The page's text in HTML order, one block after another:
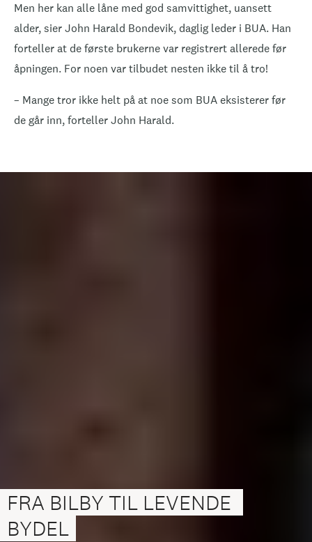
Men her kan alle låne med god samvittighet, uansett
alder, sier John Harald Bondevik, daglig leder i BUA. Han
forteller at de første brukerne var registrert allerede før
åpningen. For noen var tilbudet nesten ikke til å tro!
– Mange tror ikke helt på at noe som BUA eksisterer før
de går inn, forteller John Harald.
FRA BILBY TIL LEVENDE
BYDEL